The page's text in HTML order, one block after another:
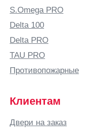
Балтай
Барановичи
Барнаул
Барыш
Батайск
Белая
Калитва
Белгород
S.Omega PRO
Delta 100
Delta PRO
TAU PRO
Противопожарные
Клиентам
Двери на заказ